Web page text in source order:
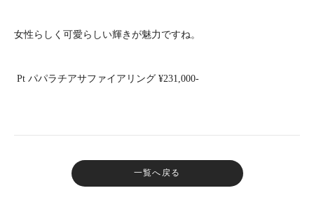
女性らしく可愛らしい輝きが魅力ですね。
Pt パパラチアサファイアリング ¥231,000-
一覧へ戻る